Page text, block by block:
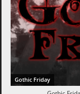
Gothic Friday